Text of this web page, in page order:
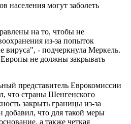
населения могут заболеть
на то, чтобы не
из-за попыток
вируса", - подчеркнула Меркель.
не должны закрывать
представитель Еврокомиссии
что страны Шенгенского
закрыть границы из-за
добавил, что для такой меры
а также четкая